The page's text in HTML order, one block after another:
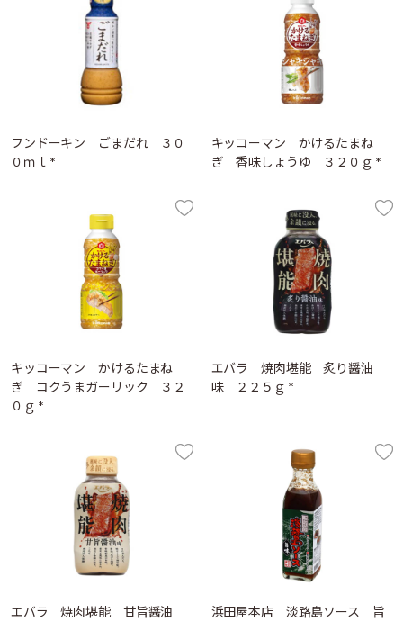
フンドーキン ごまだれ ３０
０ｍｌ *
キッコーマン かけるたまね
ぎ 香味しょうゆ ３２０ｇ *
キッコーマン かけるたまね
ぎ コクうまガーリック ３２
０ｇ *
エバラ 焼肉堪能 炙り醤油
味 ２２５ｇ *
エバラ 焼肉堪能 甘旨醤油
浜田屋本店 淡路島ソース 旨